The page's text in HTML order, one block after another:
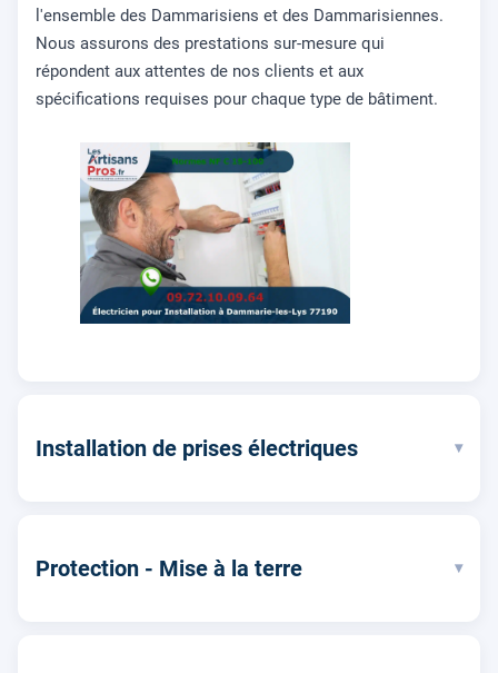
l'ensemble des Dammarisiens et des Dammarisiennes.
Nous assurons des prestations sur-mesure qui
répondent aux attentes de nos clients et aux
spécifications requises pour chaque type de bâtiment.
Installation de prises électriques ▾
Protection - Mise à la terre ▾